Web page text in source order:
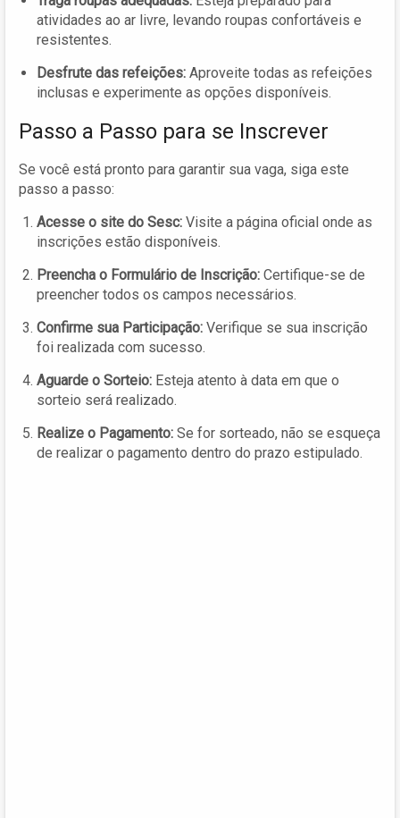
atividades ao ar livre, levando roupas confortáveis e
resistentes.
Desfrute das refeições: Aproveite todas as refeições
inclusas e experimente as opções disponíveis.
Passo a Passo para se Inscrever
Se você está pronto para garantir sua vaga, siga este
passo a passo:
Acesse o site do Sesc: Visite a página oficial onde as
inscrições estão disponíveis.
Preencha o Formulário de Inscrição: Certifique-se de
preencher todos os campos necessários.
Confirme sua Participação: Verifique se sua inscrição
foi realizada com sucesso.
Aguarde o Sorteio: Esteja atento à data em que o
sorteio será realizado.
Realize o Pagamento: Se for sorteado, não se esqueça
de realizar o pagamento dentro do prazo estipulado.